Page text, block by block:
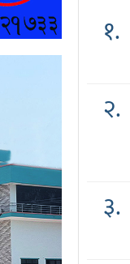
१.
२.
३.